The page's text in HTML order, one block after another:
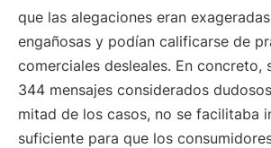
que las alegaciones eran
engañosas y podían calificarse de
comerciales desleales. En concreto,
344 mensajes considerados
mitad de los casos, no se facilitaba
suficiente para que los